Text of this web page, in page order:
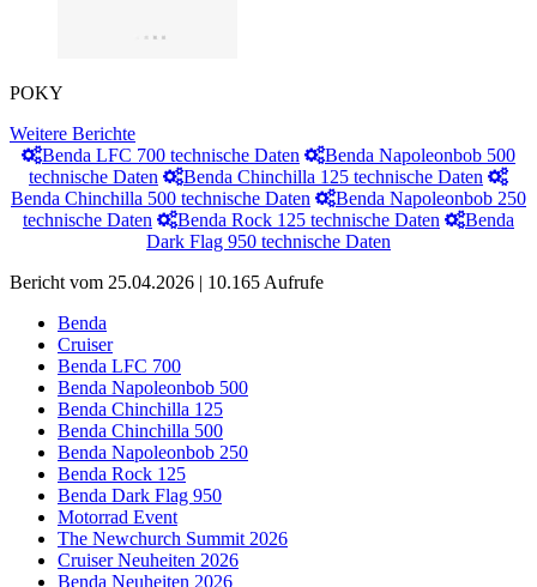
POKY
Weitere Berichte
Benda LFC 700 technische Daten
Benda Napoleonbob 500
technische Daten
Benda Chinchilla 125 technische Daten
Benda Chinchilla 500 technische Daten
Benda Napoleonbob 250
technische Daten
Benda Rock 125 technische Daten
Benda
Dark Flag 950 technische Daten
Bericht vom 25.04.2026 | 10.165 Aufrufe
Benda
Cruiser
Benda LFC 700
Benda Napoleonbob 500
Benda Chinchilla 125
Benda Chinchilla 500
Benda Napoleonbob 250
Benda Rock 125
Benda Dark Flag 950
Motorrad Event
The Newchurch Summit 2026
Cruiser Neuheiten 2026
Benda Neuheiten 2026